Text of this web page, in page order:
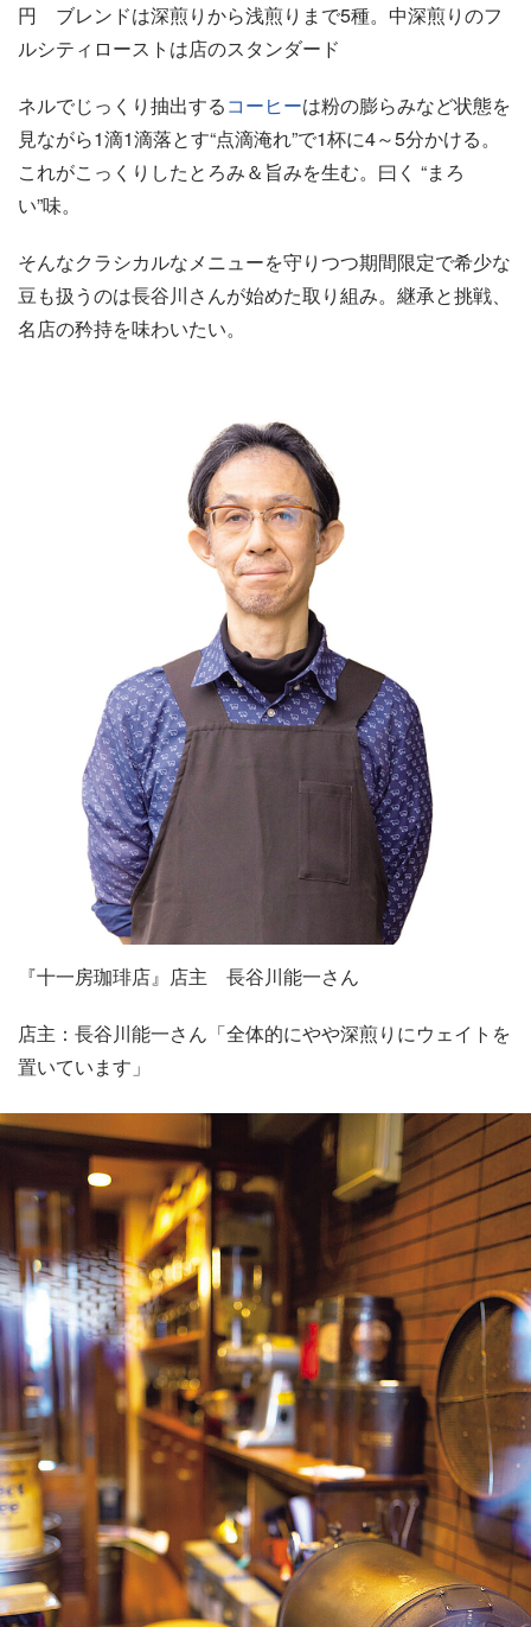
円 ブレンドは深煎りから浅煎りまで5種。中深煎りのフ
ルシティローストは店のスタンダード
ネルでじっくり抽出するコーヒーは粉の膨らみなど状態を
見ながら1滴1滴落とす“点滴淹れ”で1杯に4～5分かける。
これがこっくりしたとろみ＆旨みを生む。曰く “まろ
い”味。
そんなクラシカルなメニューを守りつつ期間限定で希少な
豆も扱うのは長谷川さんが始めた取り組み。継承と挑戦、
名店の矜持を味わいたい。
『十一房珈琲店』店主 長谷川能一さん
店主：長谷川能一さん「全体的にやや深煎りにウェイトを
置いています」